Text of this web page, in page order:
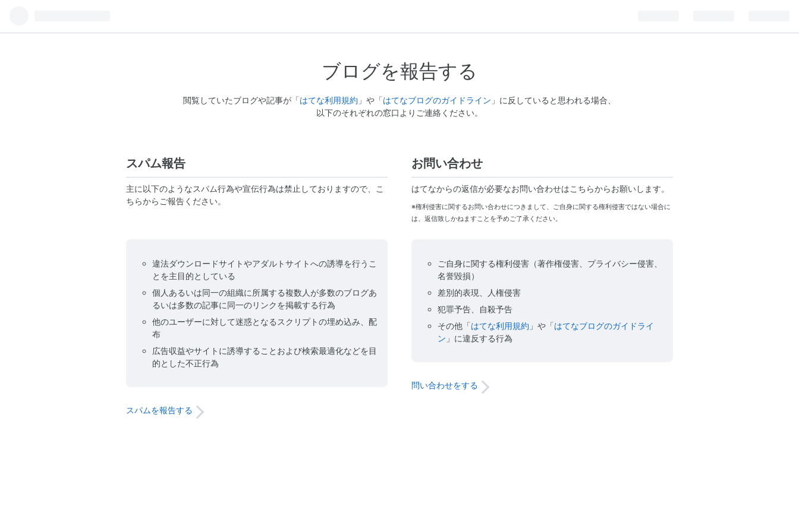
ブログを報告する
閲覧していたブログや記事が「はてな利用規約 」や「はてなブログのガイドライン 」に反していると思われる場合、
以下のそれぞれの窓口よりご連絡ください。
スパム報告
主に以下のようなスパム行為や宣伝行為は禁止しておりますので、こ
ちらからご報告ください。
違法ダウンロードサイトやアダルトサイトへの誘導を行うこ
とを主目的としている
個人あるいは同一の組織に所属する複数人が多数のブログあ
るいは多数の記事に同一のリンクを掲載する行為
他のユーザーに対して迷惑となるスクリプトの埋め込み、配
布
広告収益やサイトに誘導することおよび検索最適化などを目
的とした不正行為
スパムを報告する
お問い合わせ
はてなからの返信が必要なお問い合わせはこちらからお願いします。
※権利侵害に関するお問い合わせにつきまして、ご自身に関する権利侵害ではない場合に
は、返信致しかねますことを予めご了承ください。
ご自身に関する権利侵害（著作権侵害、プライバシー侵害、
名誉毀損）
差別的表現、人権侵害
犯罪予告、自殺予告
その他「はてな利用規約 」や「はてなブログのガイドライ
ン 」に違反する行為
問い合わせをする